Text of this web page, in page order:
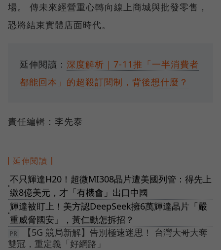
場。 傳未來經營重心轉向線上商城與批發零售，
恐將結束實體店面時代。
延伸閱讀： 深度解析｜7-11推「一半消費者
都能回本」的超殺訂閱制，背後想什麼？
責任編輯：李先泰
延伸閱讀
●
不只輝達H20！超微MI308晶片遭美國列管：得先上
繳8億美元，才「有機會」出口中國
●
輝達被盯上！美方認DeepSeek擁6萬輝達晶片「嚴
重威脅國安」，黃仁勳怎拆招？
【5G 競局新解】告別極速迷思！ 台灣大哥大奪
雙冠，重定義「好網路」